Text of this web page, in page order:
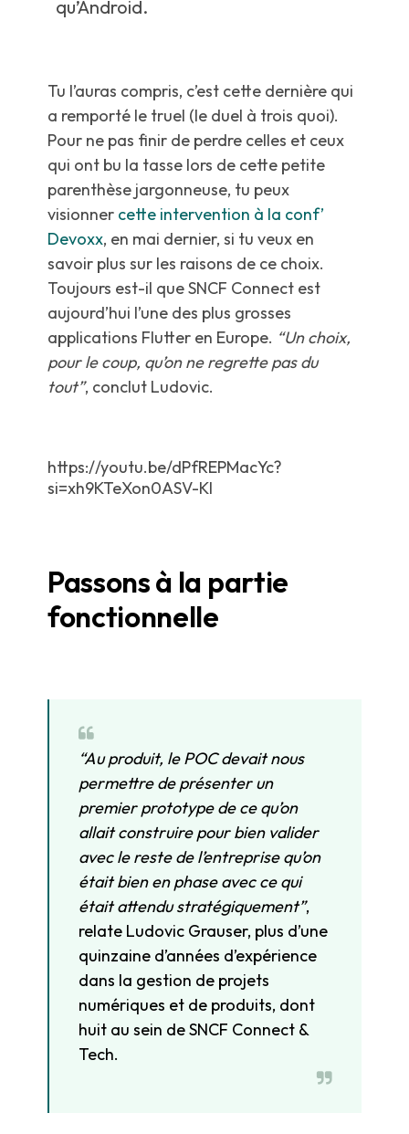
qu’Android.
Tu l’auras compris, c’est cette dernière qui
a remporté le truel (le duel à trois quoi).
Pour ne pas finir de perdre celles et ceux
qui ont bu la tasse lors de cette petite
parenthèse jargonneuse, tu peux
visionner cette intervention à la conf’
Devoxx, en mai dernier, si tu veux en
savoir plus sur les raisons de ce choix.
Toujours est-il que SNCF Connect est
aujourd’hui l’une des plus grosses
applications Flutter en Europe. “Un choix,
pour le coup, qu’on ne regrette pas du
tout”, conclut Ludovic.
https://youtu.be/dPfREPMacYc?
si=xh9KTeXon0ASV-Kl
Passons à la partie
fonctionnelle
“Au produit, le POC devait nous
permettre de présenter un
premier prototype de ce qu’on
allait construire pour bien valider
avec le reste de l’entreprise qu’on
était bien en phase avec ce qui
était attendu stratégiquement”,
relate Ludovic Grauser, plus d’une
quinzaine d’années d’expérience
dans la gestion de projets
numériques et de produits, dont
huit au sein de SNCF Connect &
Tech.